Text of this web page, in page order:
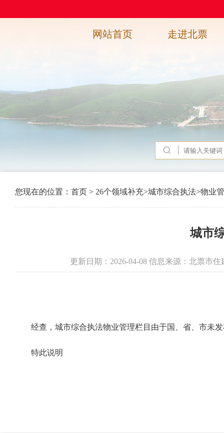
网站首页 走进北票
您现在的位置： 首页 > 26个领域补充>城市综合执法>物业
城市
更新日期：2026-04-08 信息来源：北票市
经查，城市综合执法物业管理栏目由于国、省、市未
特此说明